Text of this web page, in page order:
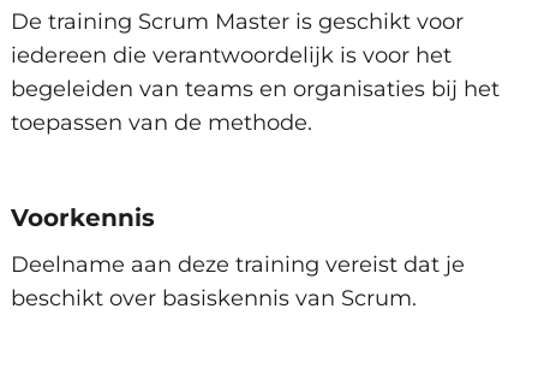
Ondersteunen van de Product Owner
Begeleiden van het proces
Inschatten van backlog items
Effectieve sprint planning
De training Scrum Master is geschikt voor
iedereen die verantwoordelijk is voor het
begeleiden van teams en organisaties bij het
toepassen van de methode.
Voorkennis
Deelname aan deze training vereist dat je
beschikt over basiskennis van Scrum.